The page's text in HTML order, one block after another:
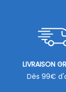
LIVRAISON
Dès 99€